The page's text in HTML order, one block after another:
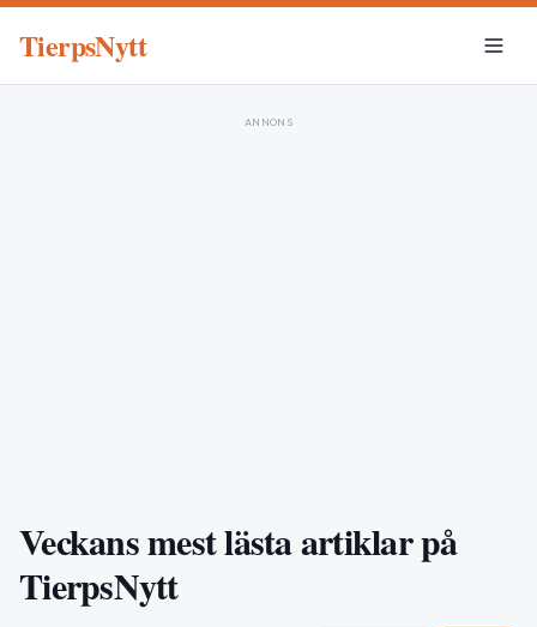
TierpsNytt
ANNONS
Veckans mest lästa artiklar på
TierpsNytt